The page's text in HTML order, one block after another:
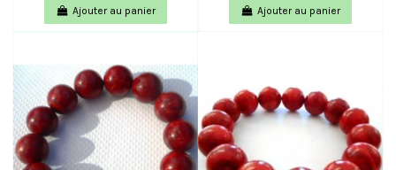
Ajouter au panier Ajouter au panier